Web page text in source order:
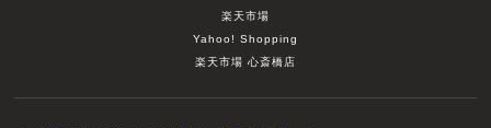
楽天市場
Yahoo! Shopping
楽天市場 心斎橋店